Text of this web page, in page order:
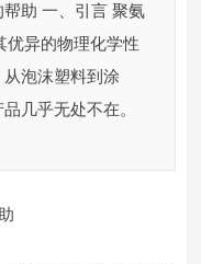
助 一、引言 聚氨
优异的物理化学性
泡沫塑料到涂
几乎无处不在。